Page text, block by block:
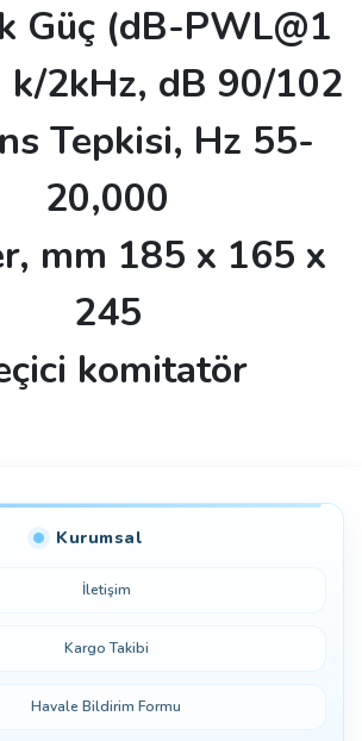
Güç (dB-PWL@1
2kHz, dB 90/102
Tepkisi, Hz 55-
20,000
mm 185 x 165 x
245
komitatör
Kurumsal
İletişim
Kargo Takibi
Havale Bildirim Formu